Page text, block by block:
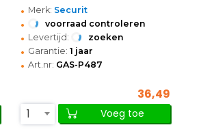
• Merk: Securit
• voorraad controleren
• Levertijd: zoeken
• Garantie: 1 jaar
• Art.nr: GAS-P487
36,49
1
Voeg toe